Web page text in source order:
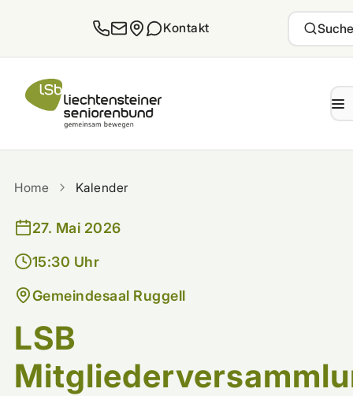
Kontakt
Home Kalender
27. Mai 2026
15:30 Uhr
Gemeindesaal Ruggell
LSB